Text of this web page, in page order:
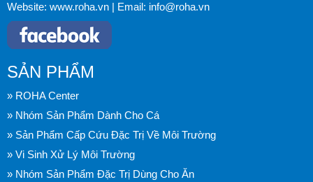
Website: www.roha.vn | Email: info@roha.vn
SẢN PHẨM
» ROHA Center
» Nhóm Sản Phẩm Dành Cho Cá
» Sản Phẩm Cấp Cứu Đặc Trị Về Môi Trường
» Vi Sinh Xử Lý Môi Trường
» Nhóm Sản Phẩm Đặc Trị Dùng Cho Ăn